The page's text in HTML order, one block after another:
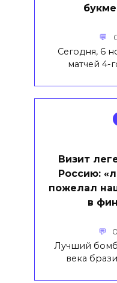
Сегодня, 6
матчей 4-
Визит
Россию:
пожелал
в
0
Лучший
века